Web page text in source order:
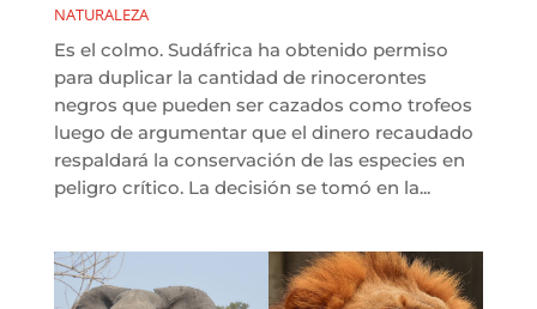
NATURALEZA
Es el colmo. Sudáfrica ha obtenido permiso
para duplicar la cantidad de rinocerontes
negros que pueden ser cazados como trofeos
luego de argumentar que el dinero recaudado
respaldará la conservación de las especies en
peligro crítico. La decisión se tomó en la...